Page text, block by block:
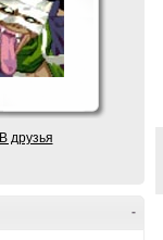
В друзья
-